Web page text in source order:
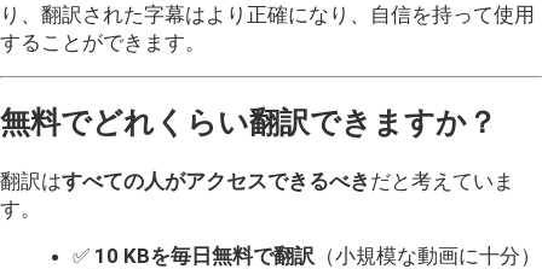
り、翻訳された字幕はより正確になり、自信を持って使用
することができます。
無料でどれくらい翻訳できますか？
翻訳はすべての人がアクセスできるべき だと考えていま
す。
✅ 10 KBを毎日無料で翻訳 （小規模な動画に十分）